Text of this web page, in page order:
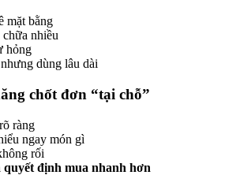
mặt bằng
nhiều
hỏng
dùng lâu dài
chốt đơn “tại chỗ”
ràng
ngay món gì
rối
quyết định mua nhanh hơn